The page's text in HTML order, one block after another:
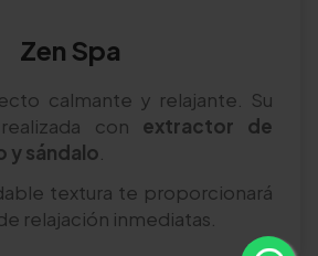
Zen Spa
calmante y relajante. Su
con extractor de
y sándalo.
textura te proporcionará
relajación inmediatas.